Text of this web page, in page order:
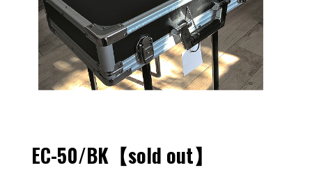
EC-50/BK【sold out】